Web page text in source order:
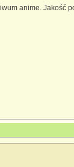
anime. Jakość